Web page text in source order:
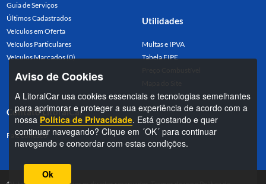
Guia de Serviços
Últimos Cadastrados
Veículos em Oferta
Veículos Particulares
Veículos Marcados (0)
Utilidades
Multas e IPVA
Tabela FIPE
Contato LitoralCar
Fale conosco
Aviso de Cookies
A LitoralCar usa cookies essenciais e tecnologias semelhantes
para aprimorar e proteger a sua experiência de acordo com a
nossa Política de Privacidade. Está gostando e quer
continuar navegando? Clique em ´OK´ para continuar
navegando e concordar com estas condições.
Ok